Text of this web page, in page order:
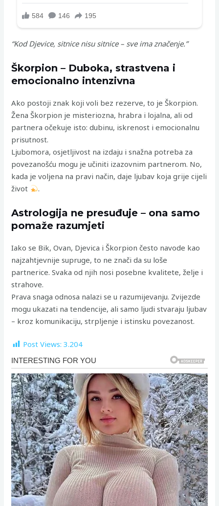
“Kod Djevice, sitnice nisu sitnice – sve ima značenje.”
Škorpion – Duboka, strastvena i
emocionalno intenzivna
Ako postoji znak koji voli bez rezerve, to je Škorpion.
Žena Škorpion je misteriozna, hrabra i lojalna, ali od
partnera očekuje isto: dubinu, iskrenost i emocionalnu
prisutnost.
Ljubomora, osjetljivost na izdaju i snažna potreba za
povezanošću mogu je učiniti izazovnim partnerom. No,
kada je voljena na pravi način, daje ljubav koja grije cijeli
život
.
Astrologija ne presuđuje – ona samo
pomaže razumjeti
Iako se Bik, Ovan, Djevica i Škorpion često navode kao
najzahtjevnije supruge, to ne znači da su loše
partnerice. Svaka od njih nosi posebne kvalitete, želje i
strahove.
Prava snaga odnosa nalazi se u razumijevanju. Zvijezde
mogu ukazati na tendencije, ali samo ljudi stvaraju ljubav
– kroz komunikaciju, strpljenje i istinsku povezanost.
Post Views: 3.204